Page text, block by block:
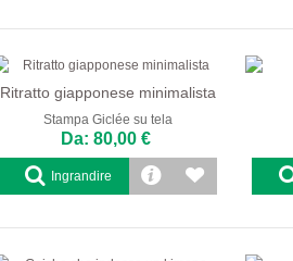
Ritratto giapponese minimalista
Stampa Giclée su tela
Da: 80,00 €
Ingrandire